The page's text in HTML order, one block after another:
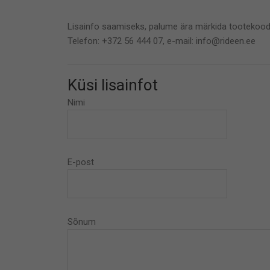
Lisainfo saamiseks, palume ära märkida
Telefon: +372 56 444 07, e-mail: info@rideen.ee
Küsi lisainfot
Nimi
E-post
Sõnum